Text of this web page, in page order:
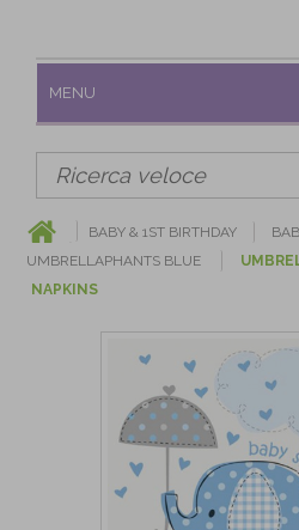
MENU
BABY & 1ST BIRTHDAY
UMBRELLAPHANTS BLUE
NAPKINS